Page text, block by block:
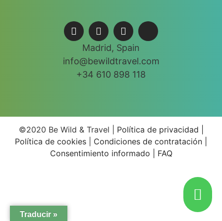
Madrid, Spain
info@bewildtravel.com
+34 610 898 118
©2020 Be Wild & Travel | Política de privacidad |
Política de cookies
Condiciones de contratación |
Consentimiento informado |
FAQ
Traducir »